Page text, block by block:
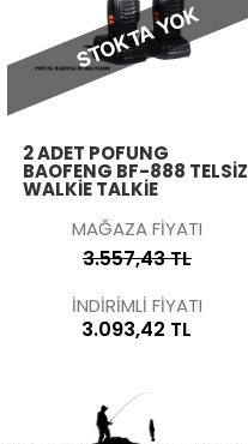
STOKTA YOK
2 ADET POFUNG
BAOFENG BF-888 TELSIZ
WALKIE TALKIE
MAĞAZA FİYATI
3.557,43 TL
İNDİRİMLİ FİYATI
3.093,42 TL